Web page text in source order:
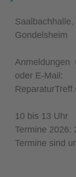
Gondelsheim
Anmeldungen
oder E-Mail:
10 bis 13 Uhr
Termine 2026:
Termine sind